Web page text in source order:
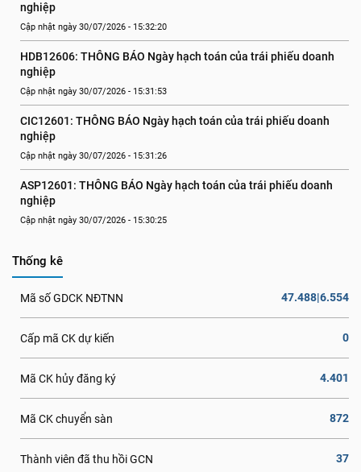
nghiệp
Cập nhật ngày 30/07/2026 - 15:32:20
HDB12606: THÔNG BÁO Ngày hạch toán của trái phiếu doanh
nghiệp
Cập nhật ngày 30/07/2026 - 15:31:53
CIC12601: THÔNG BÁO Ngày hạch toán của trái phiếu doanh
nghiệp
Cập nhật ngày 30/07/2026 - 15:31:26
ASP12601: THÔNG BÁO Ngày hạch toán của trái phiếu doanh
nghiệp
Cập nhật ngày 30/07/2026 - 15:30:25
Thống kê
Mã số GDCK NĐTNN 47.488|6.554
Cấp mã CK dự kiến 0
Mã CK hủy đăng ký 4.401
Mã CK chuyển sàn 872
Thành viên đã thu hồi GCN 37